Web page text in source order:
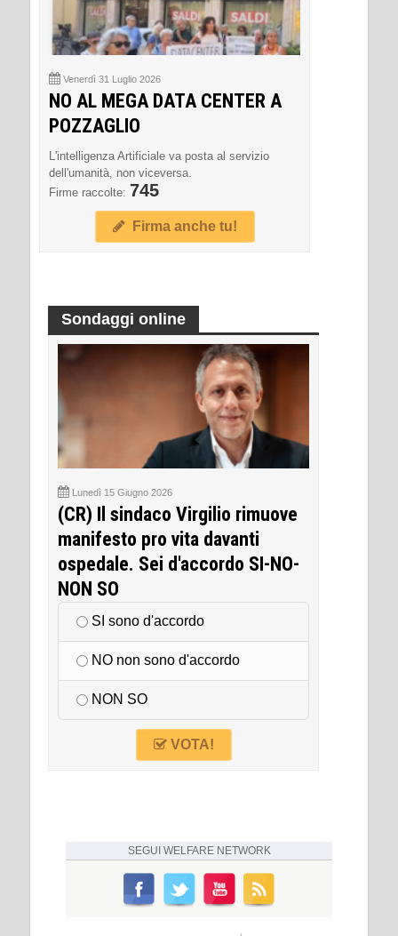
Venerdì 31 Luglio 2026
NO AL MEGA DATA CENTER A
POZZAGLIO
L'intelligenza Artificiale va posta al servizio
dell'umanità, non viceversa.
Firme raccolte: 745
Firma anche tu!
Sondaggi online
Lunedì 15 Giugno 2026
(CR) Il sindaco Virgilio rimuove
manifesto pro vita davanti
ospedale. Sei d'accordo SI-NO-
NON SO
SI sono d'accordo
NO non sono d'accordo
NON SO
VOTA!
SEGUI WELFARE NETWORK